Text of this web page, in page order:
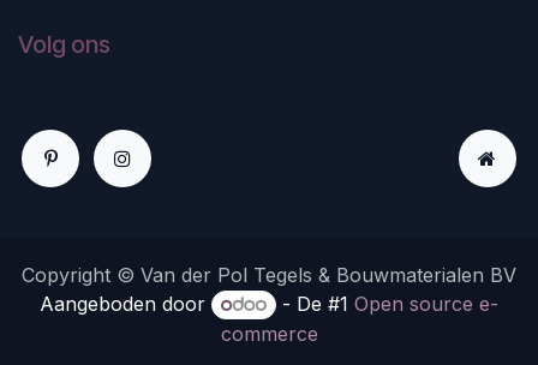
Volg ons
Copyright © Van der Pol Tegels & Bouwmaterialen BV
Aangeboden door
- De #1Open source e-
commerce